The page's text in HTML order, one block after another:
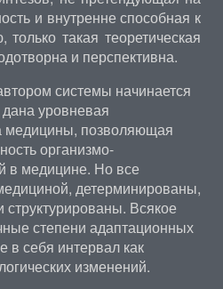
и внутренне способная к
такая теоретическая
и перспективна.
системы начинается
дана уровневая
медицины, позволяющая
организмо-
в медицине. Но все
детерминированы,
Всякое
степени адаптационных
себя интервал как
изменений.